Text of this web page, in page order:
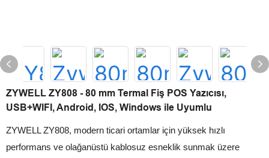
ZYWELL ZY808 - 80 mm Termal Fiş POS Yazıcısı,
USB+WIFI, Android, IOS, Windows ile Uyumlu
ZYWELL ZY808, modern ticari ortamlar için yüksek hızlı
performans ve olağanüstü kablosuz esneklik sunmak üzere